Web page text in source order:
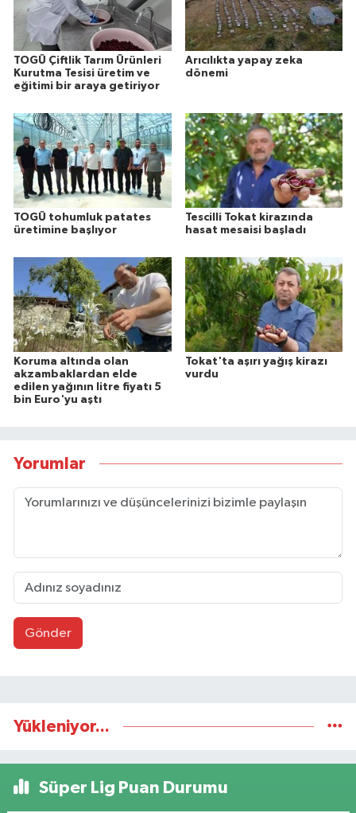
TOGÜ Çiftlik Tarım Ürünleri
Kurutma Tesisi üretim ve
eğitimi bir araya getiriyor
Arıcılıkta yapay zeka
dönemi
TOGÜ tohumluk patates
üretimine başlıyor
Tescilli Tokat kirazında
hasat mesaisi başladı
Koruma altında olan
akzambaklardan elde
edilen yağının litre fiyatı 5
bin Euro'yu aştı
Tokat'ta aşırı yağış kirazı
vurdu
Yorumlar
Gönder
Yükleniyor...
Süper Lig Puan Durumu